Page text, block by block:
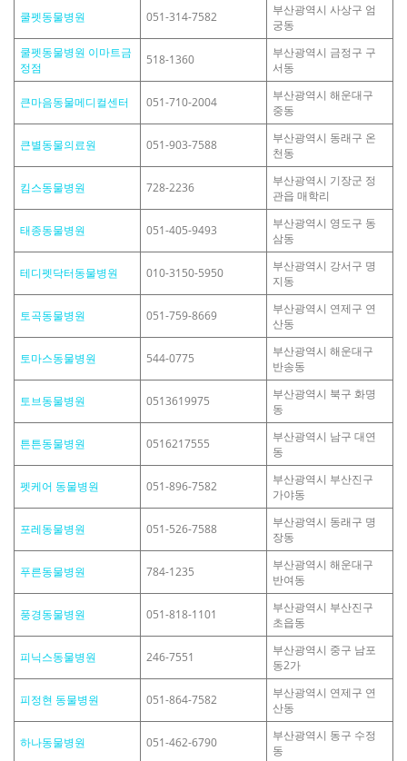
쿨펫동물병원 051-314-7582
부산광역시 사상구 엄
궁동
쿨펫동물병원 이마트금
정점
518-1360
부산광역시 금정구 구
서동
큰마음동물메디컬센터 051-710-2004
부산광역시 해운대구
중동
큰별동물의료원 051-903-7588
부산광역시 동래구 온
천동
킴스동물병원 728-2236
부산광역시 기장군 정
관읍 매학리
태종동물병원 051-405-9493
부산광역시 영도구 동
삼동
테디펫닥터동물병원 010-3150-5950
부산광역시 강서구 명
지동
토곡동물병원 051-759-8669
부산광역시 연제구 연
산동
토마스동물병원 544-0775
부산광역시 해운대구
반송동
토브동물병원 0513619975
부산광역시 북구 화명
동
튼튼동물병원 0516217555
부산광역시 남구 대연
동
펫케어 동물병원 051-896-7582
부산광역시 부산진구
가야동
포레동물병원 051-526-7588
부산광역시 동래구 명
장동
푸른동물병원 784-1235
부산광역시 해운대구
반여동
풍경동물병원 051-818-1101
부산광역시 부산진구
초읍동
피닉스동물병원 246-7551
부산광역시 중구 남포
동2가
피정현 동물병원 051-864-7582
부산광역시 연제구 연
산동
하나동물병원 051-462-6790
부산광역시 동구 수정
동